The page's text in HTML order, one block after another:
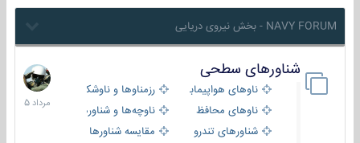
NAVY FORUM - بخش نیروی دریایی
شناورهای سطحی
ناوهای هواپیمابر و بالگرد بررزمناوها و ناوشکن‌ها
ناوهای محافظ
ناوچه‌ها و شناورهای گشتی
شناورهای تندرو
مقایسه شناورها
2
مرداد
1405